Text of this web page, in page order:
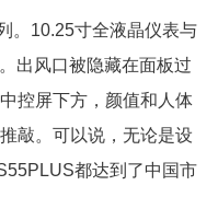
。10.25寸全液晶仪表与
出风口被隐藏在面板过
控屏下方，颜值和人体
敲。可以说，无论是设
都达到了中国市